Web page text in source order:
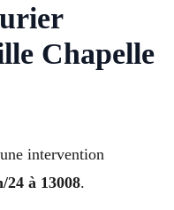
Chapelle
intervention
à 13008.